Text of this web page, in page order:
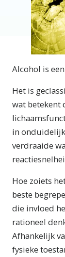
Alcohol is
Het is
wat betekent
in
verdraaide
Hoe zoiets
beste
die invloed
rationeel
Afhankelijk
fysieke